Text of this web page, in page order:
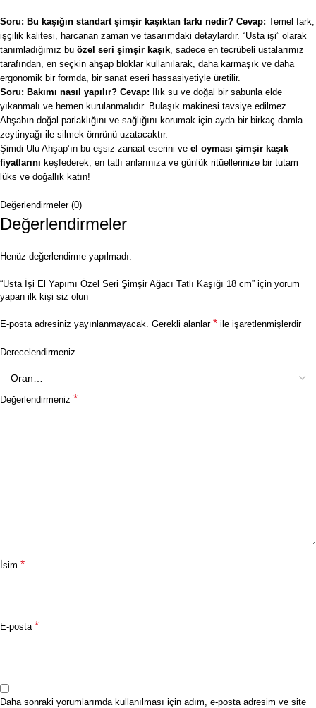
Soru: Bu kaşığın standart şimşir kaşıktan farkı nedir? Cevap: Temel fark,
işçilik kalitesi, harcanan zaman ve tasarımdaki detaylardır. “Usta işi” olarak
tanımladığımız bu özel seri şimşir kaşık, sadece en tecrübeli ustalarımız
tarafından, en seçkin ahşap bloklar kullanılarak, daha karmaşık ve daha
ergonomik bir formda, bir sanat eseri hassasiyetiyle üretilir.
Soru: Bakımı nasıl yapılır? Cevap: Ilık su ve doğal bir sabunla elde
yıkanmalı ve hemen kurulanmalıdır. Bulaşık makinesi tavsiye edilmez.
Ahşabın doğal parlaklığını ve sağlığını korumak için ayda bir birkaç damla
zeytinyağı ile silmek ömrünü uzatacaktır.
Şimdi Ulu Ahşap’ın bu eşsiz zanaat eserini ve el oyması şimşir kaşık
fiyatlarını keşfederek, en tatlı anlarınıza ve günlük ritüellerinize bir tutam
lüks ve doğallık katın!
Değerlendirmeler (0)
Değerlendirmeler
Henüz değerlendirme yapılmadı.
“Usta İşi El Yapımı Özel Seri Şimşir Ağacı Tatlı Kaşığı 18 cm” için yorum
yapan ilk kişi siz olun
E-posta adresiniz yayınlanmayacak. Gerekli alanlar * ile işaretlenmişlerdir
Derecelendirmeniz
Değerlendirmeniz *
İsim *
E-posta *
Daha sonraki yorumlarımda kullanılması için adım, e-posta adresim ve site